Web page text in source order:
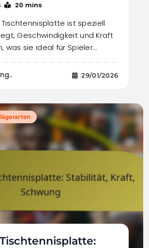
20 mins
ist speziell
Geschwindigkeit und Kraft
was sie ideal für Spieler…
29/01/2026